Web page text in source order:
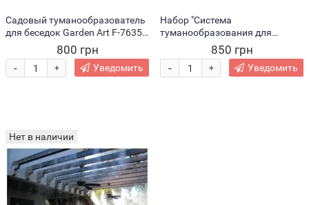
Садовый туманообразователь
для беседок Garden Art F-7635
800 грн
+
- Уведомить
Набор "Система
туманообразования для
теплиц и летних веранд" из
латуни 9 м
850 грн
+
- Уведомить
Нет в наличии